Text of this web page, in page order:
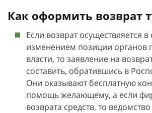
Как оформить возврат
Если возврат осуществляется в
изменением позиции органов
власти, то заявление на
составить, обратившись в
Они оказывают бесплатную
помощь желающему, а если
возврата средств, то